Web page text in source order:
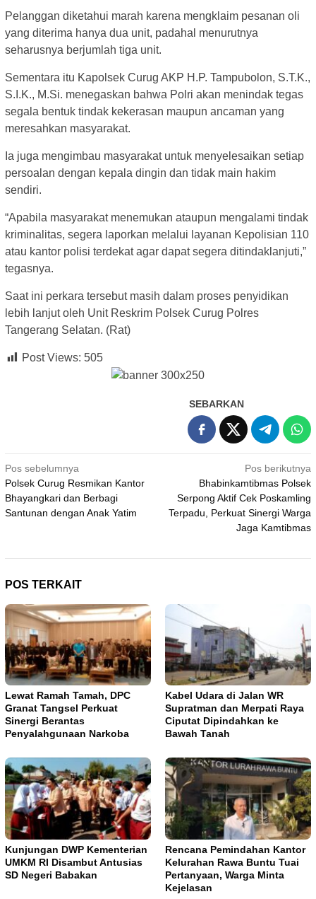
Pelanggan diketahui marah karena mengklaim pesanan oli
yang diterima hanya dua unit, padahal menurutnya
seharusnya berjumlah tiga unit.
Sementara itu Kapolsek Curug AKP H.P. Tampubolon, S.T.K.,
S.I.K., M.Si. menegaskan bahwa Polri akan menindak tegas
segala bentuk tindak kekerasan maupun ancaman yang
meresahkan masyarakat.
Ia juga mengimbau masyarakat untuk menyelesaikan setiap
persoalan dengan kepala dingin dan tidak main hakim
sendiri.
“Apabila masyarakat menemukan ataupun mengalami tindak
kriminalitas, segera laporkan melalui layanan Kepolisian 110
atau kantor polisi terdekat agar dapat segera ditindaklanjuti,”
tegasnya.
Saat ini perkara tersebut masih dalam proses penyidikan
lebih lanjut oleh Unit Reskrim Polsek Curug Polres
Tangerang Selatan. (Rat)
Post Views: 505
SEBARKAN
Navigasi
pos
Pos sebelumnya
Polsek Curug Resmikan Kantor
Bhayangkari dan Berbagi
Santunan dengan Anak Yatim
Pos berikutnya
Bhabinkamtibmas Polsek
Serpong Aktif Cek Poskamling
Terpadu, Perkuat Sinergi Warga
Jaga Kamtibmas
POS TERKAIT
Lewat Ramah Tamah, DPC
Granat Tangsel Perkuat
Sinergi Berantas
Penyalahgunaan Narkoba
Kabel Udara di Jalan WR
Supratman dan Merpati Raya
Ciputat Dipindahkan ke
Bawah Tanah
Kunjungan DWP Kementerian
UMKM RI Disambut Antusias
SD Negeri Babakan
Rencana Pemindahan Kantor
Kelurahan Rawa Buntu Tuai
Pertanyaan, Warga Minta
Kejelasan